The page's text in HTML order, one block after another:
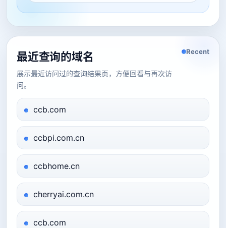
最近查询的域名
展示最近访问过的查询结果页，方便回看与再次访
问。
Recent
ccb.com
ccbpi.com.cn
ccbhome.cn
cherryai.com.cn
ccb.com